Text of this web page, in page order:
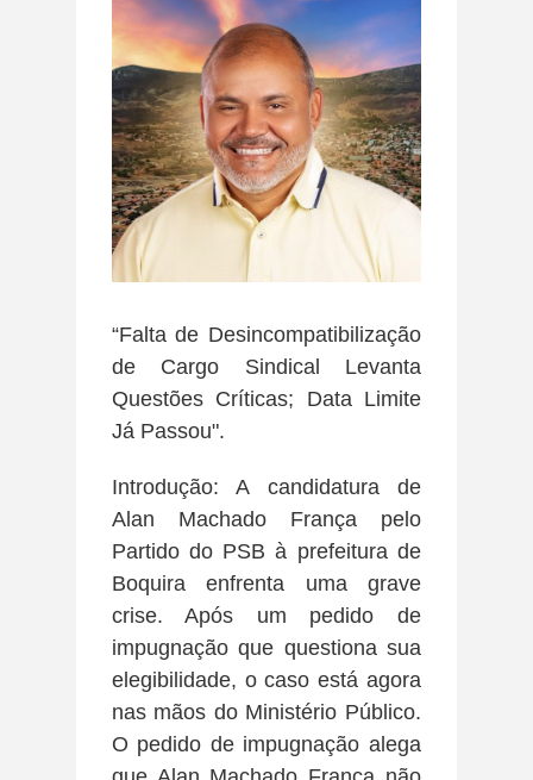
“Falta de Desincompatibilização
de Cargo Sindical Levanta
Questões Críticas; Data Limite
Já Passou".
Introdução: A candidatura de
Alan Machado França pelo
Partido do PSB à prefeitura de
Boquira enfrenta uma grave
crise. Após um pedido de
impugnação que questiona sua
elegibilidade, o caso está agora
nas mãos do Ministério Público.
O pedido de impugnação alega